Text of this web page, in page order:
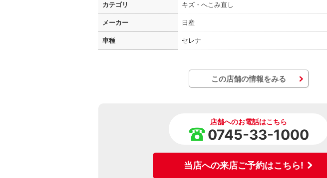
カテゴリ キズ・へこみ直し
メーカー 日産
車種 セレナ
この店舗の情報をみる
店舗へのお電話はこちら
0745-33-1000
当店への来店ご予約はこちら!